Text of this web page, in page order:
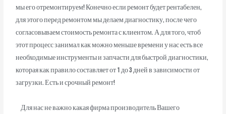
мы его отремонтируем! Конечно если ремонт будет рентабелен,
для этого перед ремонтом мы делаем диагностику, после чего
согласовываем стоимость ремонта с клиентом. А для того, чтоб
этот процесс занимал как можно меньше времени у нас есть все
необходимые инструменты и запчасти для быстрой диагностики,
которая как правило составляет от 1 до 3 дней в зависимости от
загрузки. Есть и срочный ремонт!
Для нас не важно какая фирма производитель Вашего